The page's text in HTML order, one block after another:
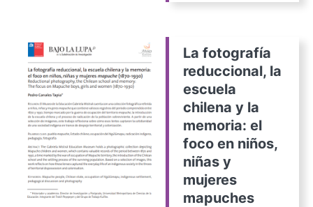
La fotografía
reduccional, la
escuela
chilena y la
memoria: el
foco en niños,
niñas y
mujeres
mapuches